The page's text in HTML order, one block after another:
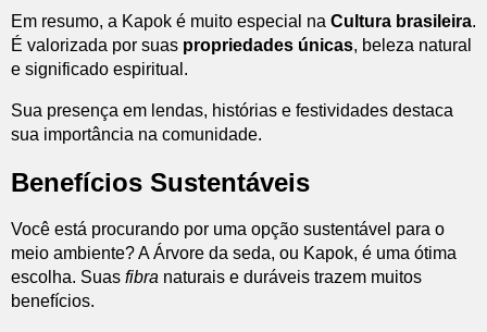
Em resumo, a Kapok é muito especial na Cultura brasileira.
É valorizada por suas propriedades únicas, beleza natural
e significado espiritual.
Sua presença em lendas, histórias e festividades destaca
sua importância na comunidade.
Benefícios Sustentáveis
Você está procurando por uma opção sustentável para o
meio ambiente? A Árvore da seda, ou Kapok, é uma ótima
escolha. Suas fibra naturais e duráveis trazem muitos
benefícios.